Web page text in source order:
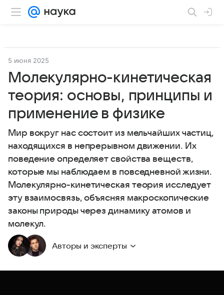
5 июня 2025
Молекулярно-кинетическая
теория: основы, принципы и
применение в физике
Мир вокруг нас состоит из мельчайших частиц,
находящихся в непрерывном движении. Их
поведение определяет свойства веществ,
которые мы наблюдаем в повседневной жизни.
Молекулярно-кинетическая теория исследует
эту взаимосвязь, объясняя макроскопические
законы природы через динамику атомов и
молекул.
Авторы и эксперты